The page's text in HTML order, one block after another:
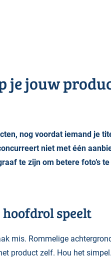
je jouw
nog voordat iemand je
niet met één
te zijn om betere foto’s
hoofdrol speelt
mis. Rommelige
product zelf. Hou het